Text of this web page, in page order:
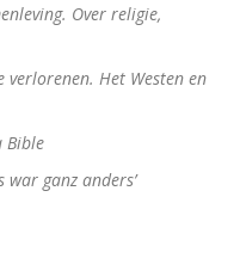
Over religie,
Het Westen en
Bible
war ganz anders’